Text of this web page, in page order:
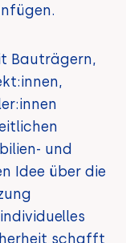
Bauträgern,
und
Idee über die
schafft